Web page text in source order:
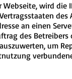
wird
an einen
des
um